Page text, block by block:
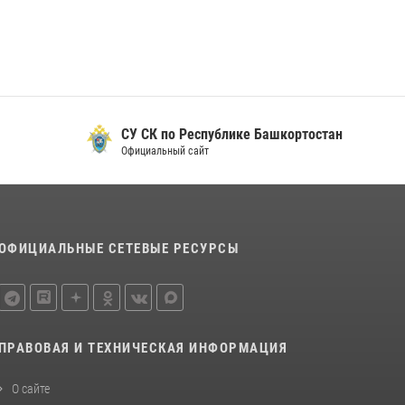
В Башкортостане спецподразделения
Росгвардии отработали навыки
СУ СК по Республике Башкортостан
Официальный сайт
СЕТЕВЫЕ РЕСУРСЫ
ПРАВОВАЯ И ТЕХНИЧЕСКАЯ ИНФОРМАЦИЯ
О сайте